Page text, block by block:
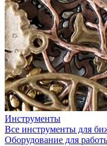
Инструменты
Все инструменты для
Оборудование для